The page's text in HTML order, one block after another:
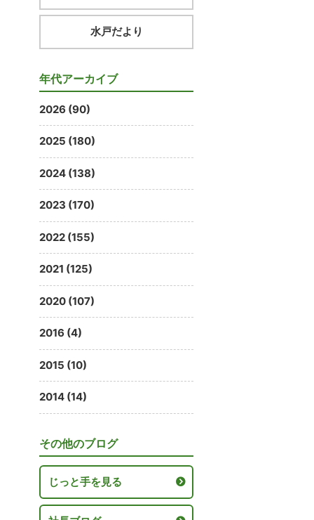
水戸だより
年代アーカイブ
2026 (90)
2025 (180)
2024 (138)
2023 (170)
2022 (155)
2021 (125)
2020 (107)
2016 (4)
2015 (10)
2014 (14)
その他のブログ
じっと手を見る